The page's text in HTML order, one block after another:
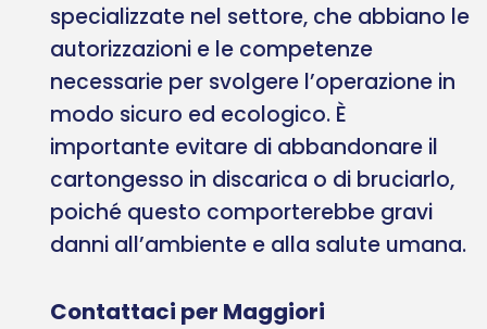
specializzate nel settore, che abbiano le
autorizzazioni e le competenze
necessarie per svolgere l’operazione in
modo sicuro ed ecologico. È
importante evitare di abbandonare il
cartongesso in discarica o di bruciarlo,
poiché questo comporterebbe gravi
danni all’ambiente e alla salute umana.
Contattaci per Maggiori